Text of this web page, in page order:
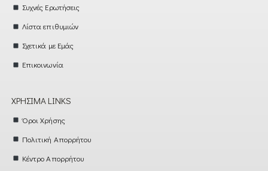
Συχνές Ερωτήσεις
Λίστα επιθυμιών
Σχετικά με Εμάς
Επικοινωνία
ΧΡΉΣΙΜΑ LINKS
Όροι Χρήσης
Πολιτική Απορρήτου
Κέντρο Απορρήτου